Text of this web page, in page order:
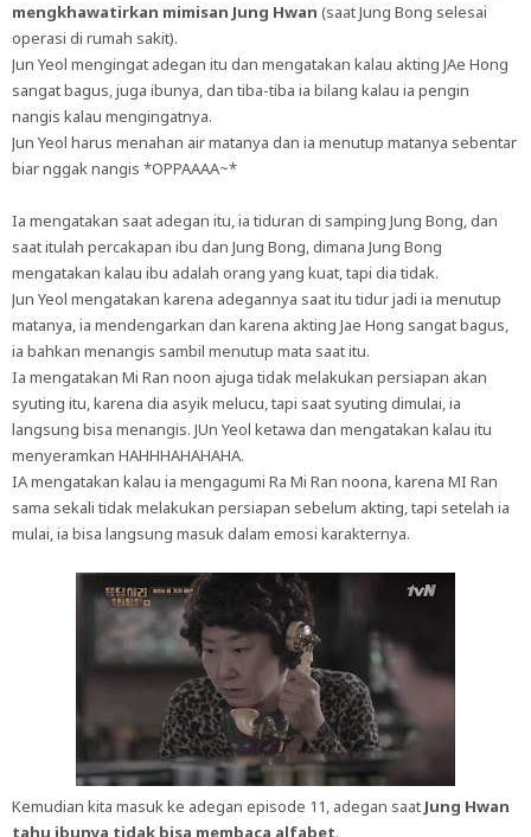
mengkhawatirkan mimisan Jung Hwan (saat Jung Bong selesai
operasi di rumah sakit).
Jun Yeol mengingat adegan itu dan mengatakan kalau akting JAe Hong
sangat bagus, juga ibunya, dan tiba-tiba ia bilang kalau ia pengin
nangis kalau mengingatnya.
Jun Yeol harus menahan air matanya dan ia menutup matanya sebentar
biar nggak nangis *OPPAAAA~*
Ia mengatakan saat adegan itu, ia tiduran di samping Jung Bong, dan
saat itulah percakapan ibu dan Jung Bong, dimana Jung Bong
mengatakan kalau ibu adalah orang yang kuat, tapi dia tidak.
Jun Yeol mengatakan karena adegannya saat itu tidur jadi ia menutup
matanya, ia mendengarkan dan karena akting Jae Hong sangat bagus,
ia bahkan menangis sambil menutup mata saat itu.
Ia mengatakan Mi Ran noon ajuga tidak melakukan persiapan akan
syuting itu, karena dia asyik melucu, tapi saat syuting dimulai, ia
langsung bisa menangis. JUn Yeol ketawa dan mengatakan kalau itu
menyeramkan HAHHHAHAHAHA.
IA mengatakan kalau ia mengagumi Ra Mi Ran noona, karena MI Ran
sama sekali tidak melakukan persiapan sebelum akting, tapi setelah ia
mulai, ia bisa langsung masuk dalam emosi karakternya.
Kemudian kita masuk ke adegan episode 11, adegan saat Jung Hwan
tahu ibunya tidak bisa membaca alfabet.